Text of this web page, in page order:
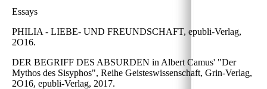
Essays
PHILIA - LIEBE- UND FREUNDSCHAFT, epubli-Verlag,
2O16.
DER BEGRIFF DES ABSURDEN in Albert Camus' "Der
Mythos des Sisyphos", Reihe Geisteswissenschaft, Grin-Verlag,
2O16, epubli-Verlag, 2017.